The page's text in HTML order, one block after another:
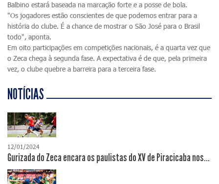
Balbino estará baseada na marcação forte e a posse de bola.
"Os jogadores estão conscientes de que podemos entrar para a
história do clube. É a chance de mostrar o São José para o Brasil
todo", aponta.
Em oito participações em competições nacionais, é a quarta vez que
o Zeca chega à segunda fase. A expectativa é de que, pela primeira
vez, o clube quebre a barreira para a terceira fase.
NOTÍCIAS
12/01/2024
Gurizada do Zeca encara os paulistas do XV de Piracicaba nos...